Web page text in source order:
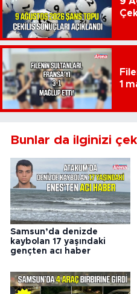
1
Bunlar da ilginizi
Samsun’da denizde
kaybolan 17 yaşındaki
gençten acı haber